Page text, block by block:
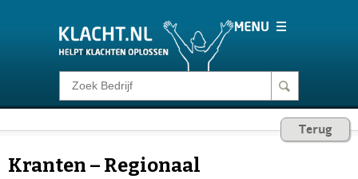
Klacht melden
Terug
Kranten – Regionaal